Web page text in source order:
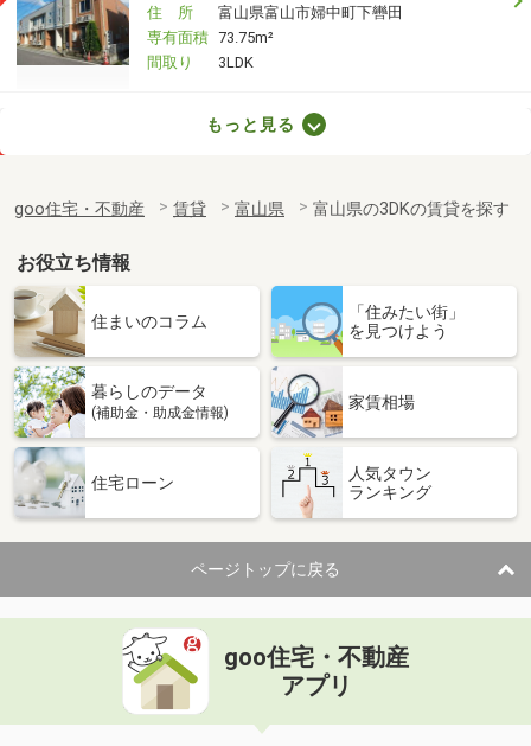
住 所
富山県富山市婦中町下轡田
専有面積 73.75m²
間取り
3LDK
専有面積
22.35m²
富山県滑川市上小泉
4.20万円
富山県滑川市上小泉
専有面積
23.72m²
間取り
1K
富山県富山市中島１丁目
価 格
4.80万円
専有面積 28.31m²
間取り
ワンルーム
富山県富山市赤田
価 格
富山県富山市赤田
もっと見る
goo住宅・不動産 賃貸 富山県 富山県の3DKの賃貸を探す
お役立ち情報
住まいのコラム
「住みたい街」
を見つけよう
暮らしのデータ
(補助金・助成金情報)
家賃相場
住宅ローン
人気タウン
ランキング
ページトップに戻る
goo住宅・不動産
アプリ